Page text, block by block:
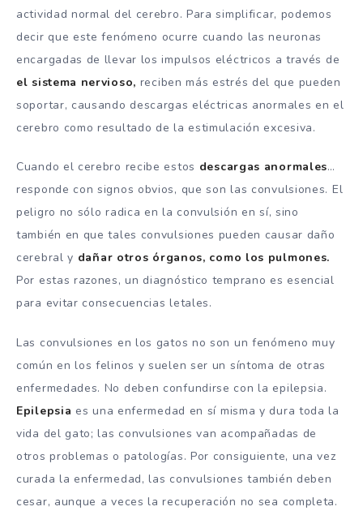
actividad normal del cerebro. Para simplificar, podemos
decir que este fenómeno ocurre cuando las neuronas
encargadas de llevar los impulsos eléctricos a través de
el sistema nervioso, reciben más estrés del que pueden
soportar, causando descargas eléctricas anormales en el
cerebro como resultado de la estimulación excesiva.
Cuando el cerebro recibe estos descargas anormales…
responde con signos obvios, que son las convulsiones. El
peligro no sólo radica en la convulsión en sí, sino
también en que tales convulsiones pueden causar daño
cerebral y dañar otros órganos, como los pulmones.
Por estas razones, un diagnóstico temprano es esencial
para evitar consecuencias letales.
Las convulsiones en los gatos no son un fenómeno muy
común en los felinos y suelen ser un síntoma de otras
enfermedades. No deben confundirse con la epilepsia.
Epilepsia es una enfermedad en sí misma y dura toda la
vida del gato; las convulsiones van acompañadas de
otros problemas o patologías. Por consiguiente, una vez
curada la enfermedad, las convulsiones también deben
cesar, aunque a veces la recuperación no sea completa.